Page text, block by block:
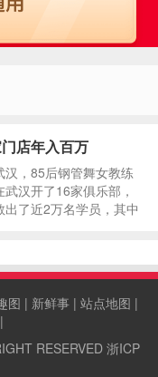
店年入百万
，85后钢管舞女教练
汉开了16家俱乐部，
了近2万名学员，其中
图 | 新鲜事 | 站点地图 |
|
RESERVED浙ICP